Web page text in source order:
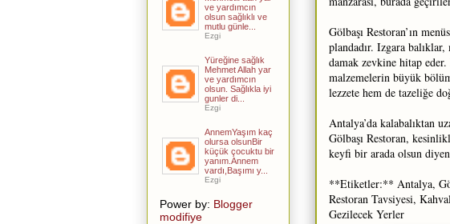
Gölbaşı Restoran’ın
plandadır. Izgara
damak zevkine hitap
malzemelerin büyük
lezzete hem de tazeliğe
Antalya’da kalabalıktan
Gölbaşı Restoran,
keyfi bir arada olsun
**Etiketler:** Antalya,
Restoran Tavsiyesi,
Gezilecek Yerler
ve yardımcın
olsun sağlıklı ve
mutlu günle...
Ezgi
Yüreğine sağlık
Mehmet Allah yar
ve yardımcın
olsun. Sağlıkla iyi
gunler di...
Ezgi
AnnemYaşım kaç
olursa olsunBir
küçük çocuktu bir
yanım.Annem
vardı,Başımı y...
Ezgi
Power by: Blogger
modifiye